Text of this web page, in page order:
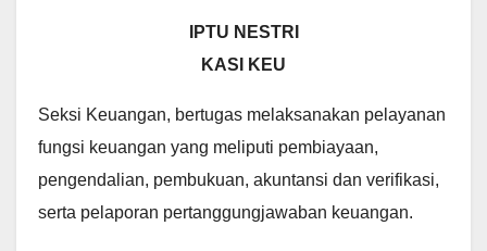
IPTU NESTRI
KASI KEU
Seksi Keuangan, bertugas melaksanakan pelayanan
fungsi keuangan yang meliputi pembiayaan,
pengendalian, pembukuan, akuntansi dan verifikasi,
serta pelaporan pertanggungjawaban keuangan.